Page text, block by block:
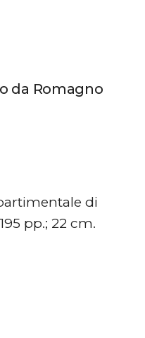
da Romagno
di
pp.; 22 cm.